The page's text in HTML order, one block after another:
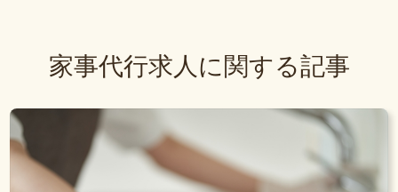
家事代行求人に関する記事